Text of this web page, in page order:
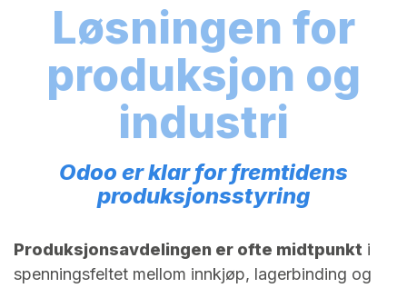
Løsningen for
produksjon og
industri
Odoo er klar for fremtidens
produksjonsstyring
Produksjonsavdelingen er ofte midtpunkt i
spenningsfeltet mellom innkjøp, lagerbinding og